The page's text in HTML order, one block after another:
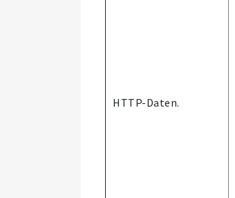
HTTP-Daten.